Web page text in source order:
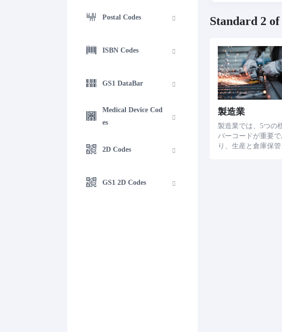
Postal Codes
ISBN Codes
GS1 DataBar
Medical Device Cod
es
2D Codes
GS1 2D Codes
Standard 2
製造業
製造業では、5つの
バーコードが重要で
り、生産と倉庫保管